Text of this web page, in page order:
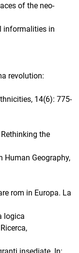
of the neo-
informalities in
revolution:
14(6): 775-
the
Human Geography,
rom in Europa. La
logica
insediate. In: